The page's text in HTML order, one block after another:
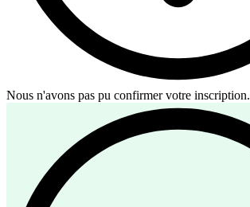
Nous n'avons pas pu confirmer votre inscription.